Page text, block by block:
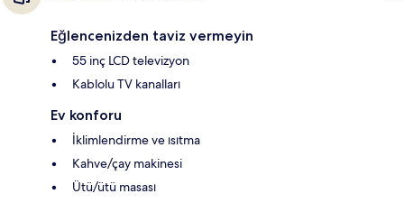
Eğlencenizden taviz vermeyin
55 inç LCD televizyon
Kablolu TV kanalları
Ev konforu
İklimlendirme ve ısıtma
Kahve/çay makinesi
Ütü/ütü masası